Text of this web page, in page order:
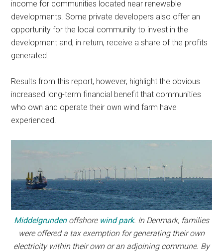
income for communities located near renewable
developments. Some private developers also offer an
opportunity for the local community to invest in the
development and, in return, receive a share of the profits
generated.
Results from this report, however, highlight the obvious
increased long-term financial benefit that communities
who own and operate their own wind farm have
experienced.
Middelgrundenoffshore wind park. In Denmark, families
were offered a tax exemption for generating their own
electricity within their own or an adjoining commune. By